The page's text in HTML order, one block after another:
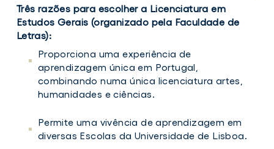
Três razões para escolher a Licenciatura em
Estudos Gerais (organizado pela Faculdade de
Letras):
Proporciona uma experiência de
aprendizagem única em Portugal,
combinando numa única licenciatura artes,
humanidades e ciências.
Permite uma vivência de aprendizagem em
diversas Escolas da Universidade de Lisboa.